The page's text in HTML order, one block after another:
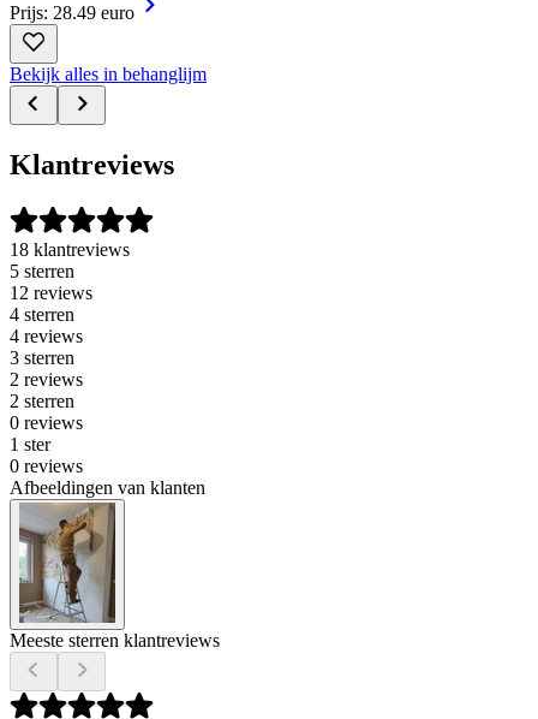
Prijs: 28.49 euro
Bekijk alles in behanglijm
Klantreviews
18 klantreviews
5 sterren
12 reviews
4 sterren
4 reviews
3 sterren
2 reviews
2 sterren
0 reviews
1 ster
0 reviews
Afbeeldingen van klanten
Meeste sterren klantreviews